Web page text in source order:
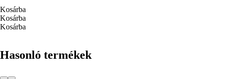
Kosárba
Kosárba
Kosárba
Hasonló termékek